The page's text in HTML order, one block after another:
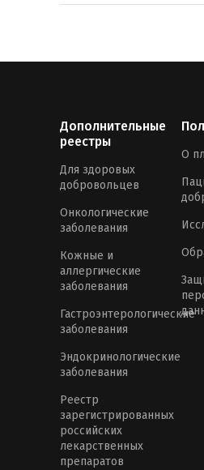
Дополнительные
реестры
Для здоровых
добровольцев
Онкологические
заболевания
Кожные и
аллергические
заболевания
Гастроэнтерологические
заболевания
Эндокринологические
заболевания
Реестр
зарегистрированных
российских
лекарственных
препаратов
О